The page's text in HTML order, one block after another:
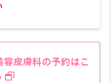
皮膚科の予約はこ